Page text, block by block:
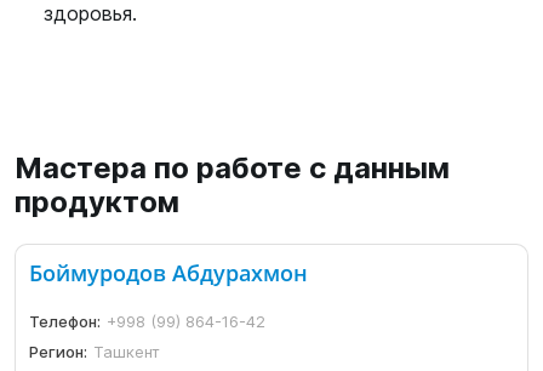
здоровья.
Мастера по работе с данным
продуктом
Боймуродов Абдурахмон
Телефон: +998 (99) 864-16-42
Регион: Ташкент